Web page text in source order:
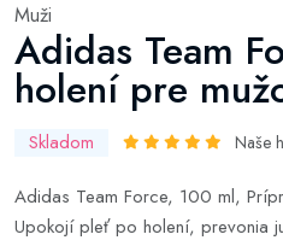
Muži
Adidas Team
holení pre
Skladom Naše
Adidas Team Force, 100 ml,
Upokojí pleť po holení, prevonia